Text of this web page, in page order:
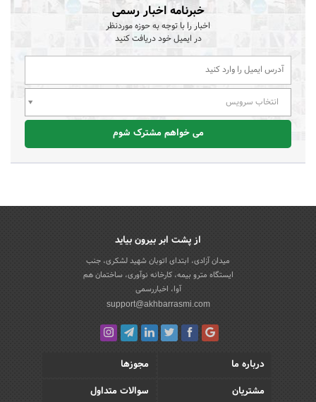
خبرنامه اخبار رسمی
اخبار را با توجه به حوزه موردنظر
در ایمیل خود دریافت کنید
انتخاب سرویس
می خواهم مشترک شوم
از پشت ابر بیرون بیاید
میدان آزادی، ابتدای اتوبان شهید لشکری، جنب
ایستگاه مترو بیمه، کارخانه نوآوری، ساختمان هم
آوا، اخباررسمی
support@akhbarrasmi.com
درباره ما
مجوزها
مشتریان
سوالات متداول